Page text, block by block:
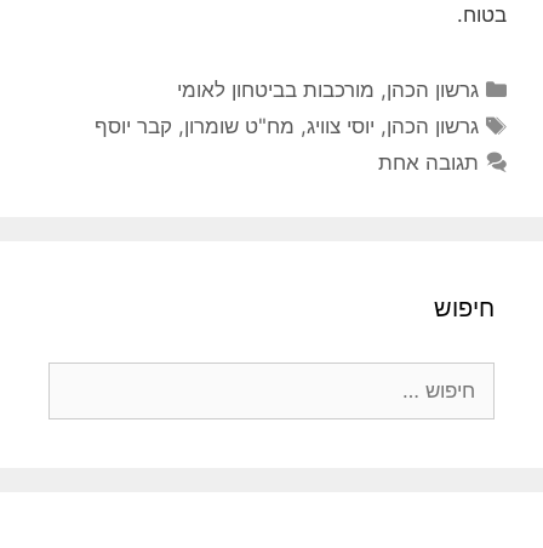
בטוח.
קטגוריות
גרשון הכהן, מורכבות בביטחון לאומי
תגיות
גרשון הכהן, יוסי צוויג, מח"ט שומרון, קבר יוסף
תגובה אחת
חיפוש